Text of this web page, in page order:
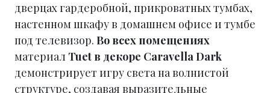
дверцах гардеробной, прикроватных тумбах,
настенном шкафу в домашнем офисе и тумбе
под телевизор. Во всех помещениях
материал Tuet в декоре Caravella Dark
демонстрирует игру света на волнистой
структуре, создавая выразительные